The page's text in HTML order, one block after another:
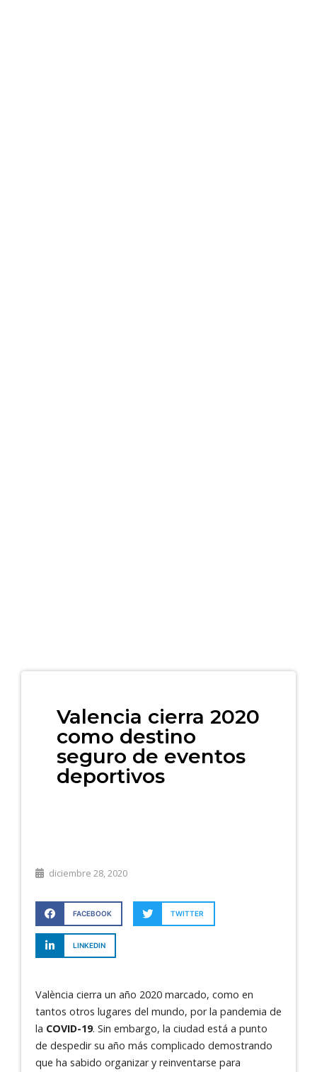
Valencia cierra 2020
como destino
seguro de eventos
deportivos
diciembre 28, 2020
FACEBOOK TWITTER
LINKEDIN
València cierra un año 2020 marcado, como en
tantos otros lugares del mundo, por la pandemia de
la COVID-19. Sin embargo, la ciudad está a punto
de despedir su año más complicado demostrando
que ha sabido organizar y reinventarse para